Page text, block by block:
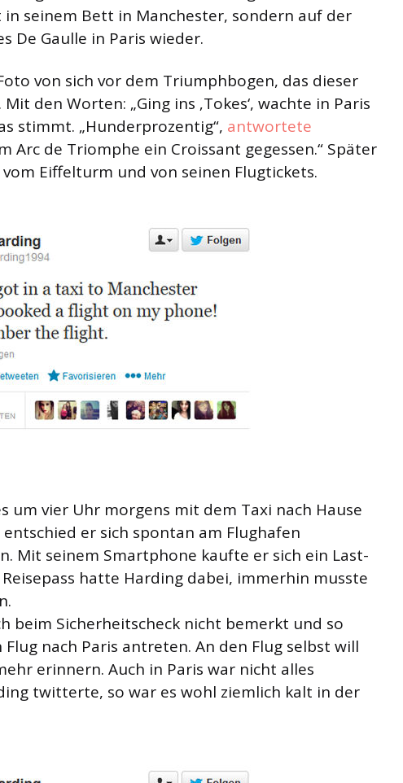
in seinem Bett in Manchester, sondern auf der
De Gaulle in Paris wieder.
von sich vor dem Triumphbogen, das dieser
. Mit den Worten: „Ging ins ‚Tokes‘, wachte in Paris
stimmt. „Hunderprozentig“, antwortete
Arc de Triomphe ein Croissant gegessen.“ Später
Eiffelturm und von seinen Flugtickets.
um vier Uhr morgens mit dem Taxi nach Hause
entschied er sich spontan am Flughafen
Mit seinem Smartphone kaufte er sich ein Last-
hatte Harding dabei, immerhin musste
beim Sicherheitscheck nicht bemerkt und so
nach Paris antreten. An den Flug selbst will
erinnern. Auch in Paris war nicht alles
twitterte, so war es wohl ziemlich kalt in der